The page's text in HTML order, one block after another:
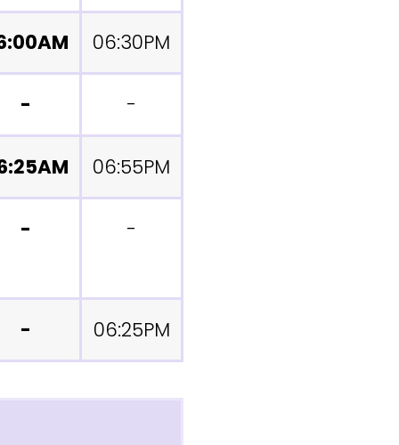
06:30PM
- -
06:55PM
- -
- 06:25PM